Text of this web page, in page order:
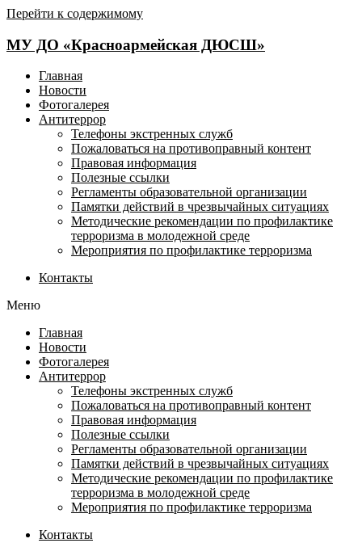
Перейти к содержимому
МУ ДО «Красноармейская ДЮСШ»
Главная
Новости
Фотогалерея
Антитеррор
Телефоны экстренных служб
Пожаловаться на противоправный контент
Правовая информация
Полезные ссылки
Регламенты образовательной организации
Памятки действий в чрезвычайных ситуациях
Методические рекомендации по профилактике
терроризма в молодежной среде
Мероприятия по профилактике терроризма
Контакты
Меню
Главная
Новости
Фотогалерея
Антитеррор
Телефоны экстренных служб
Пожаловаться на противоправный контент
Правовая информация
Полезные ссылки
Регламенты образовательной организации
Памятки действий в чрезвычайных ситуациях
Методические рекомендации по профилактике
терроризма в молодежной среде
Мероприятия по профилактике терроризма
Контакты